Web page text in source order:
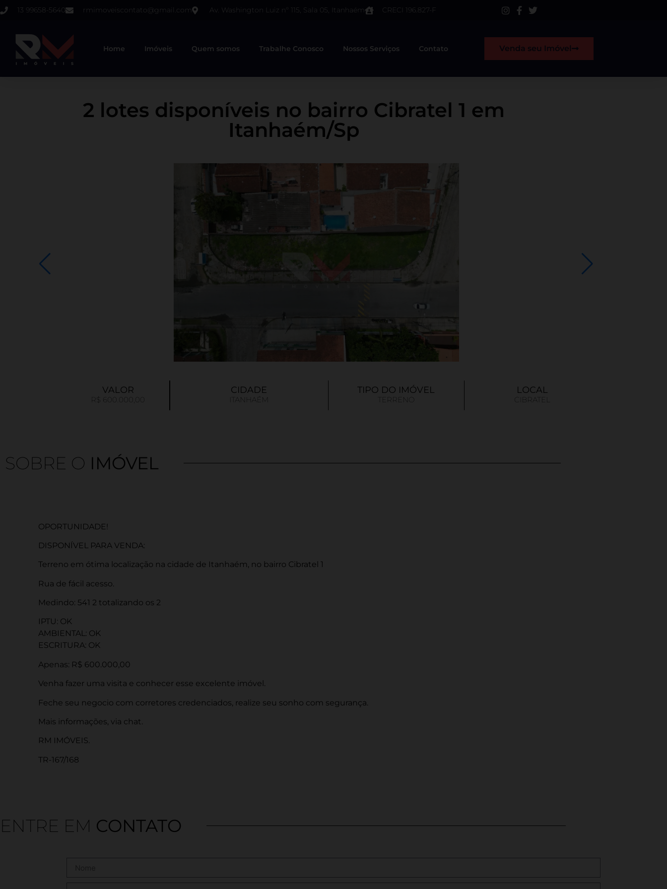
13 99658-5640 rmimoveiscontato@gmail.com Av. Washington Luiz nº 115, Sala 05, Itanhaém CRECI 196.827-F
Home Imóveis Quem somos Trabalhe Conosco Nossos Serviços Contato Venda seu Imóvel
2 lotes disponíveis no bairro Cibratel 1 em
Itanhaém/Sp
VALOR
R$ 600.000,00
CIDADE
ITANHAÉM
TIPO DO IMÓVEL
TERRENO
LOCAL
CIBRATEL
SOBRE O IMÓVEL
OPORTUNIDADE!
DISPONÍVEL PARA VENDA:
Terreno em ótima localização na cidade de Itanhaém, no bairro Cibratel 1
Rua de fácil acesso.
Medindo: 541 2 totalizando os 2
IPTU: OK
AMBIENTAL: OK
ESCRITURA: OK
Apenas: R$ 600.000,00
Venha fazer uma visita e conhecer esse excelente imóvel.
Feche seu negocio com corretores credenciados, realize seu sonho com segurança.
Mais informações, via chat.
RM IMÓVEIS.
TR-167/168
ENTRE EM CONTATO